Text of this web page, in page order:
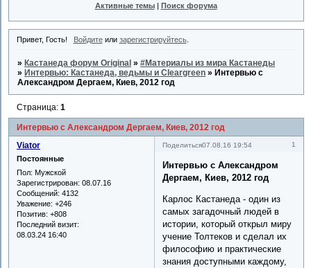
Активные темы| Поиск форума
Привет, Гость! Войдитеили зарегистрируйтесь.
» Кастанеда форум Original »#Материалы из мира Кастанеды
» Интервью: Кастанеда, ведьмы и Cleargreen » Интервью с
Александром Дергаем, Киев, 2012 год
Интервью с Александром Дергаем, Киев, 2012 год
Страница:1
Поделиться 1
07.08.16 19:54
Viator
Постоянные
Пол: Мужской
Зарегистрирован: 08.07.16
Сообщений: 4132
Уважение: +246
Позитив: +808
Последний визит:
08.03.24 16:40
Интервью с Александром
Дергаем, Киев, 2012 год
Карлос Кастанеда - один из
самых загадочный людей в
истории, который открыл миру
учение Толтеков и сделал их
философию и практические
знания доступными каждому,